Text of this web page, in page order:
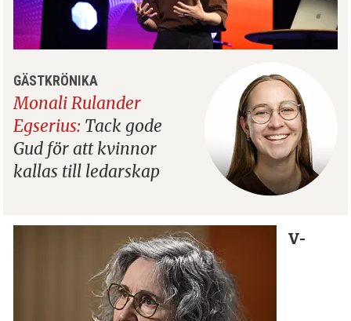
GÄSTKRÖNIKA
Monali Rulander
Egserius: Tack gode
Gud för att kvinnor
kallas till ledarskap
V-